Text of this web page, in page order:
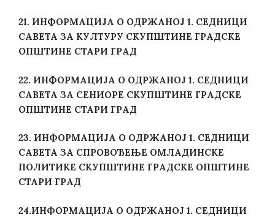
21. ИНФОРМАЦИЈА О ОДРЖАНОЈ 1. СЕДНИЦИ
САВЕТА ЗА КУЛТУРУ СКУПШТИНЕ ГРАДСКЕ
ОПШТИНЕ СТАРИ ГРАД
22. ИНФОРМАЦИЈА О ОДРЖАНОЈ 1. СЕДНИЦИ
САВЕТА ЗА СЕНИОРЕ СКУПШТИНЕ ГРАДСКЕ
ОПШТИНЕ СТАРИ ГРАД
23. ИНФОРМАЦИЈА О ОДРЖАНОЈ 1. СЕДНИЦИ
САВЕТА ЗА СПРОВОЂЕЊЕ ОМЛАДИНСКЕ
ПОЛИТИКЕ СКУПШТИНЕ ГРАДСКЕ ОПШТИНЕ
СТАРИ ГРАД
24.ИНФОРМАЦИЈА О ОДРЖАНОЈ 1. СЕДНИЦИ